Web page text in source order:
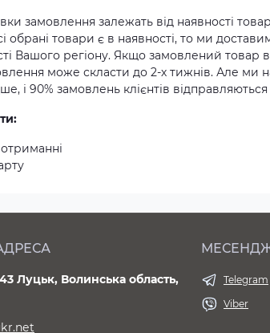
замовлення залежать від наявності
обрані товари є в наявності, то ми
Вашого регіону. Якщо замовлений товар
може скласти до 2-х тижнів. Але ми
і 90% замовлень клієнтів відправляються
Луцьк, Волинська область,
Telegram
Viber